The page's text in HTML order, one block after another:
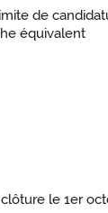
de
équivalent
le 1er